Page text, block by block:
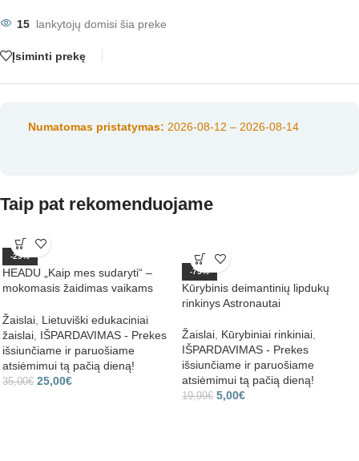
15 lankytojų domisi šia preke
Įsiminti prekę
Numatomas pristatymas: 2026-08-12 – 2026-08-14
Taip pat rekomenduojame
-29%
HEADU „Kaip mes sudaryti“ –
mokomasis žaidimas vaikams
Žaislai, Lietuviški edukaciniai
žaislai, IŠPARDAVIMAS - Prekes
išsiunčiame ir paruošiame
atsiėmimui tą pačią dieną!
35,00€ 25,00€
-75%
Kūrybinis deimantinių lipdukų
rinkinys Astronautai
Žaislai Kūrybiniai rinkiniai
IŠPARDAVIMAS - Prekes
išsiunčiame ir paruošiame
atsiėmimui tą pačią dieną!
19,99€ 5,00€